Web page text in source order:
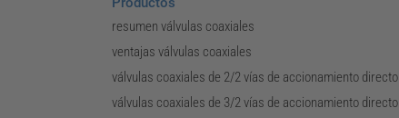
resumen válvulas coaxiales
ventajas válvulas coaxiales
válvulas coaxiales de 2/2 vías de accionamiento directo
válvulas coaxiales de 3/2 vías de accionamiento directo